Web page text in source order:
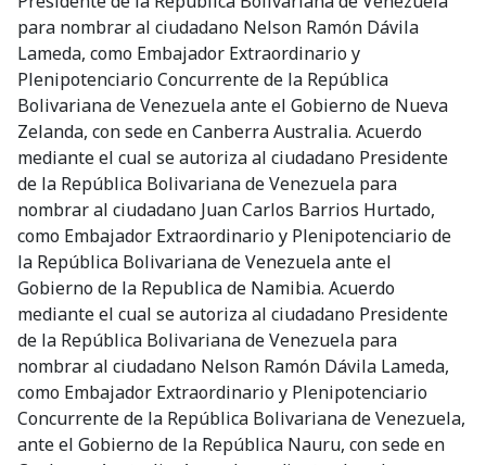
para nombrar al ciudadano Nelson Ramón Dávila
Lameda, como Embajador Extraordinario y
Plenipotenciario Concurrente de la República
Bolivariana de Venezuela ante el Gobierno de Nueva
Zelanda, con sede en Canberra Australia. Acuerdo
mediante el cual se autoriza al ciudadano Presidente
de la República Bolivariana de Venezuela para
nombrar al ciudadano Juan Carlos Barrios Hurtado,
como Embajador Extraordinario y Plenipotenciario de
la República Bolivariana de Venezuela ante el
Gobierno de la Republica de Namibia. Acuerdo
mediante el cual se autoriza al ciudadano Presidente
de la República Bolivariana de Venezuela para
nombrar al ciudadano Nelson Ramón Dávila Lameda,
como Embajador Extraordinario y Plenipotenciario
Concurrente de la República Bolivariana de Venezuela,
ante el Gobierno de la República Nauru, con sede en